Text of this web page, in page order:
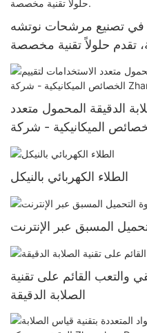
تصنيع مرشحات نوتشه
الدقيقة المحمول متعدد
الميكانيكية - شركة
Zhanghua Dryer
الطلاء الكهربائي بالنيكل
المسبق عبر الإنترنت
والتعب القائم على تقنية
الصلابة الدقيقة